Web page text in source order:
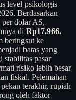
level psikologis
Berdasarkan
per dolar AS,
di Rp17.966.
beringsut ke
batas yang
stabilitas pasar
risiko lebih besar
fiskal. Pelemahan
terakhir, rupiah
oleh faktor